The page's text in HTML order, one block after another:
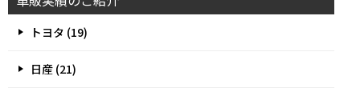
トヨタ (19)
日産 (21)